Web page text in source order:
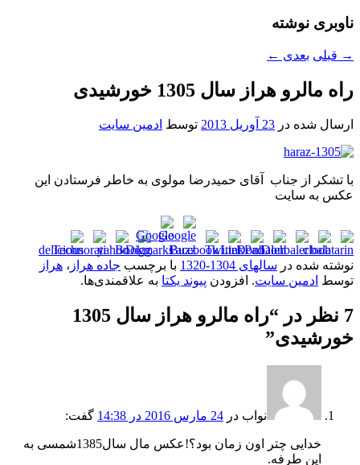
ناوبری نوشته
→ قبلی بعدی ←
راه مالرو هراز سال 1305 خورشیدی
ارسال شده در 23 آوریل 2013 توسط ادمین سایت
با تشکر از جناب آقای حمیدرضا مولوی به خاطر فرستادن این
عکس به سایت
نوشته شده در سالهای 1304-1320 با برچسب جاده هراز ، هراز
توسط ادمین سایت. افزودن پیوند یکتا به علاقمندی‌ها.
7 نظر در “
راه مالرو هراز سال 1305
خورشیدی”
نواب در 24 مارس 2016 در 14:38 گفت:
خدایی چتر اون زمان بود؟!عکس مال سال1385شمسی به
این طرفه.